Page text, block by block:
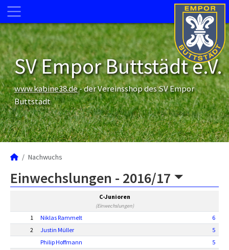
SV Empor Buttstädt e.V.
www.kabine38.de- der Vereinsshop des SV Empor
Buttstädt
Nachwuchs
Einwechslungen - 2016/17
C-Junioren
(Einwechslungen)
1 Niklas Rammelt
6
2
Justin Müller
5
Philip Hoffmann
5